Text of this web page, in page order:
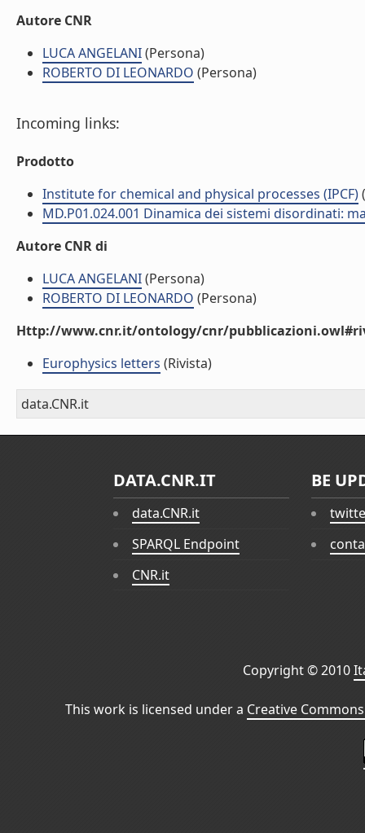
Autore CNR
LUCA ANGELANI(Persona)
ROBERTO DI LEONARDO (Persona)
Incoming links:
Prodotto
Institute for chemical and physical processes (IPCF)
MD.P01.024.001 Dinamica dei sistemi disordinati:
Autore CNR di
LUCA ANGELANI(Persona)
ROBERTO DI LEONARDO (Persona)
Http://www.cnr.it/ontology/cnr/
Europhysics letters (Rivista)
data.CNR.it
DATA.CNR.IT
data.CNR.it
SPARQL Endpoint
CNR.it
BE
Copyright © 2010
This work is licensed under a Creative